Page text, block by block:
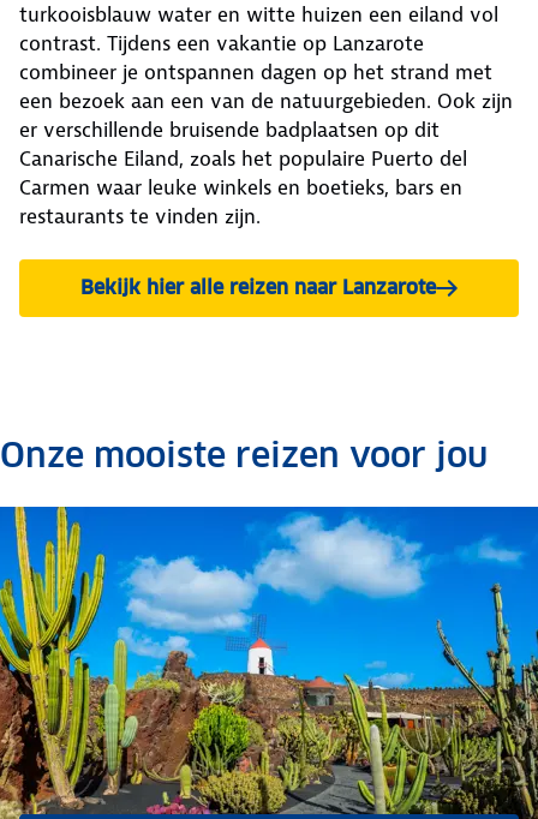
turkooisblauw water en witte huizen een eiland vol
contrast. Tijdens een vakantie op Lanzarote
combineer je ontspannen dagen op het strand met
een bezoek aan een van de natuurgebieden. Ook zijn
er verschillende bruisende badplaatsen op dit
Canarische Eiland, zoals het populaire Puerto del
Carmen waar leuke winkels en boetieks, bars en
restaurants te vinden zijn.
Bekijk hier alle reizen naar Lanzarote
.Onze mooiste reizen voor jou